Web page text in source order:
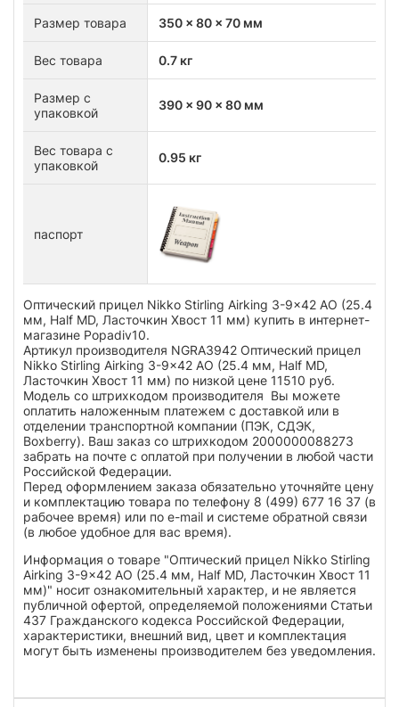
Размер товара 350 x 80 x 70 мм
Вес товара 0.7 кг
Размер с
упаковкой
390 x 90 x 80 мм
Вес товара с
упаковкой
0.95 кг
паспорт
Оптический прицел Nikko Stirling Airking 3-9x42 AO (25.4
мм, Half MD, Ласточкин Хвост 11 мм) купить в интернет-
магазине Popadiv10.
Артикул производителя NGRA3942 Оптический прицел
Nikko Stirling Airking 3-9x42 AO (25.4 мм, Half MD,
Ласточкин Хвост 11 мм) по низкой цене 11510 руб.
Модель со штрихкодом производителя Вы можете
оплатить наложенным платежем с доставкой или в
отделении транспортной компании (ПЭК, СДЭК,
Boxberry). Ваш заказ со штрихкодом 2000000088273
забрать на почте с оплатой при получении в любой части
Российской Федерации.
Перед оформлением заказа обязательно уточняйте цену
и комплектацию товара по телефону 8 (499) 677 16 37 (в
рабочее время) или по e-mail и системе обратной связи
(в любое удобное для вас время).
Информация о товаре "Оптический прицел Nikko Stirling
Airking 3-9x42 AO (25.4 мм, Half MD, Ласточкин Хвост 11
мм)" носит ознакомительный характер, и не является
публичной офертой, определяемой положениями Статьи
437 Гражданского кодекса Российской Федерации,
характеристики, внешний вид, цвет и комплектация
могут быть изменены производителем без уведомления.